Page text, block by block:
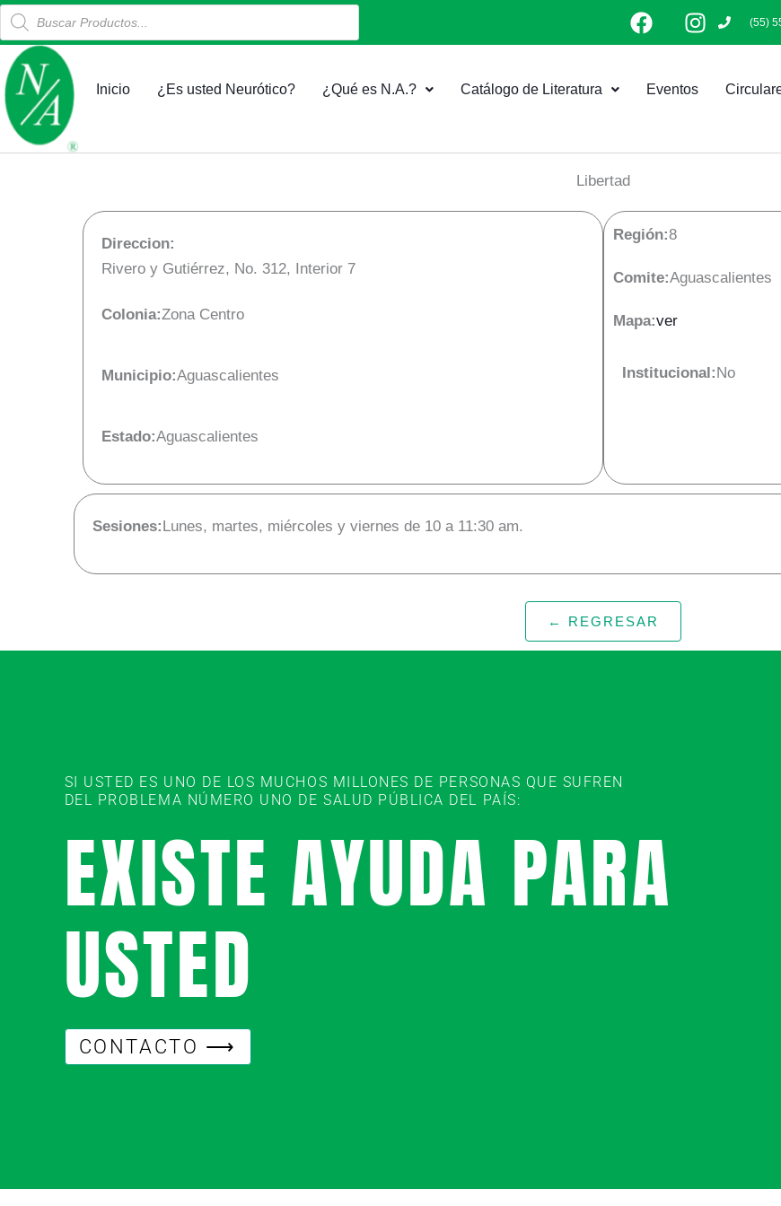
al
contenido
Products
search
F
a
e
b
I
n
a
(55)
Inicio ¿Es usted Neurótico? ¿Qué es N.A.? Catálogo de Literatura Eventos
Libertad
Direccion:
Rivero y Gutiérrez, No. 312, Interior 7
Colonia:Zona Centro
Municipio:Aguascalientes
Estado:Aguascalientes
Región:8
Comite:Aguascalientes
Mapa:ver
Institucional:No
Sesiones:Lunes, martes, miércoles y viernes de 10 a 11:30 am.
← REGRESAR
SI USTED ES UNO DE LOS MUCHOS MILLONES DE PERSONAS QUE SUFREN
DEL PROBLEMA NÚMERO UNO DE SALUD PÚBLICA DEL PAÍS:
EXISTE AYUDA PARA
USTED
CONTACTO ⟶